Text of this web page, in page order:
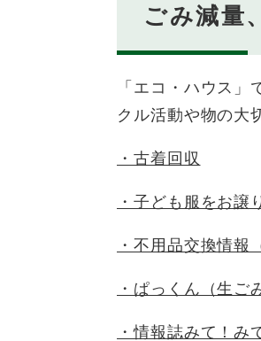
ごみ減量
「エコ・ハウス
クル活動や物の大
・古着回収
・子ども服をお譲
・不用品交換情報
・ぱっくん（生ご
・情報誌みて！み